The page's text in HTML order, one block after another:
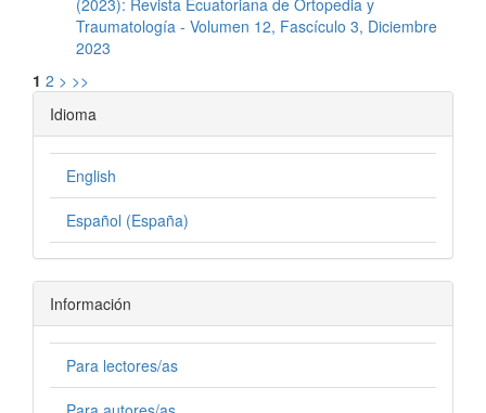
Traumatología - Volumen 12, Fascículo 3, Diciembre
2023
1 2 > >>
Idioma
English
Español (España)
Información
Para lectores/as